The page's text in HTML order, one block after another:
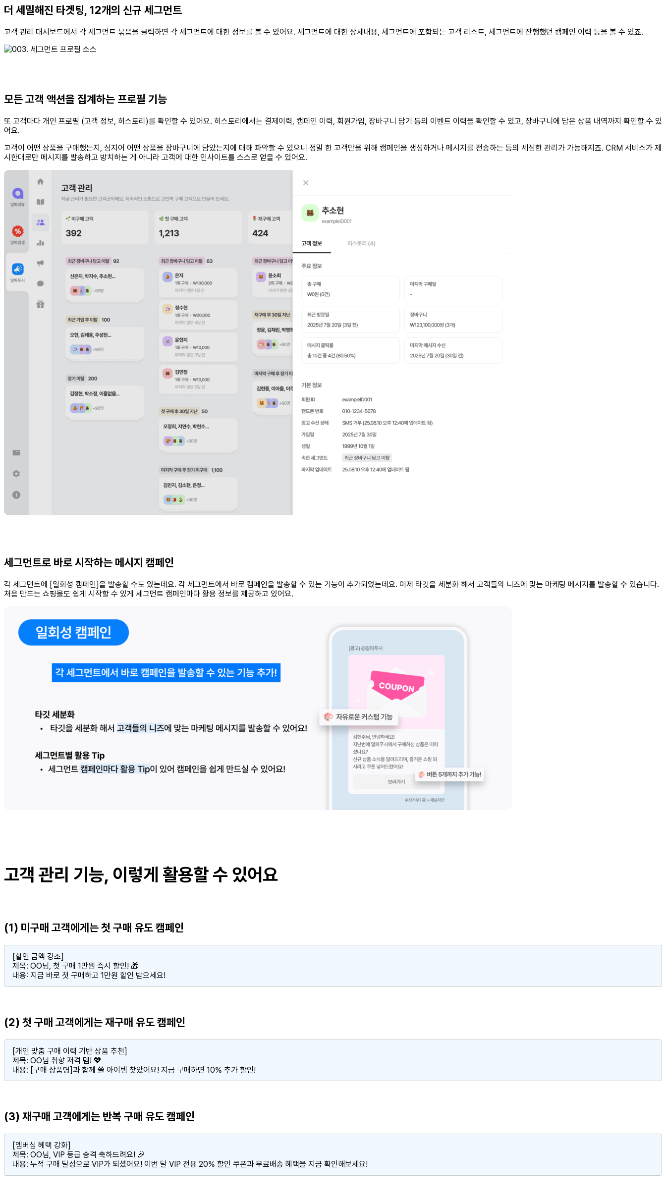
더 세밀해진 타겟팅, 12개의 신규 세그먼트
고객 관리 대시보드에서 각 세그먼트 묶음을 클릭하면 각 세그먼트에 대한 정보를 볼 수 있어요. 세그먼트에 대한 상세내용, 세그먼트에 포함되는 고객 리스트, 세그먼트에 잔행했던 캠페인 이력 등을 볼 수 있죠.
모든 고객 액션을 집계하는 프로필 기능
또 고객마다 개인 프로필 (고객 정보, 히스토리)를 확인할 수 있어요. 히스토리에서는 결제이력, 캠페인 이력, 회원가입, 장바구니 담기 등의 이벤트 이력을 확인할 수 있고, 장바구니에 담은 상품 내역까지 확인할 수 있
어요.
고객이 어떤 상품을 구매했는지, 심지어 어떤 상품을 장바구니에 담았는지에 대해 파악할 수 있으니 정말 한 고객만을 위해 캠페인을 생성하거나 메시지를 전송하는 등의 세심한 관리가 가능해지죠. CRM 서비스가 제
시한대로만 메시지를 발송하고 방치하는 게 아니라 고객에 대한 인사이트를 스스로 얻을 수 있어요.
세그먼트로 바로 시작하는 메시지 캠페인
각 세그먼트에 [일회성 캠페인]을 발송할 수도 있는데요. 각 세그먼트에서 바로 캠페인을 발송할 수 있는 기능이 추가되었는데요. 이제 타깃을 세분화 해서 고객들의 니즈에 맞는 마케팅 메시지를 발송할 수 있습니다.
처음 만드는 쇼핑몰도 쉽게 시작할 수 있게 세그먼트 캠페인마다 활용 정보를 제공하고 있어요.
고객 관리 기능, 이렇게 활용할 수 있어요
(1) 미구매 고객에게는 첫 구매 유도 캠페인
[할인 금액 강조]
제목: OO님, 첫 구매 1만원 즉시 할인! 🎁
내용: 지금 바로 첫 구매하고 1만원 할인 받으세요!
(2) 첫 구매 고객에게는 재구매 유도 캠페인
[개인 맞춤 구매 이력 기반 상품 추천]
제목: OO님 취향 저격 템! 💖
내용: [구매 상품명]과 함께 쓸 아이템 찾았어요! 지금 구매하면 10% 추가 할인!
(3) 재구매 고객에게는 반복 구매 유도 캠페인
[멤버십 혜택 강화]
제목: OO님, VIP 등급 승격 축하드려요! 🎉
내용: 누적 구매 달성으로 VIP가 되셨어요! 이번 달 VIP 전용 20% 할인 쿠폰과 무료배송 혜택을 지금 확인해보세요!